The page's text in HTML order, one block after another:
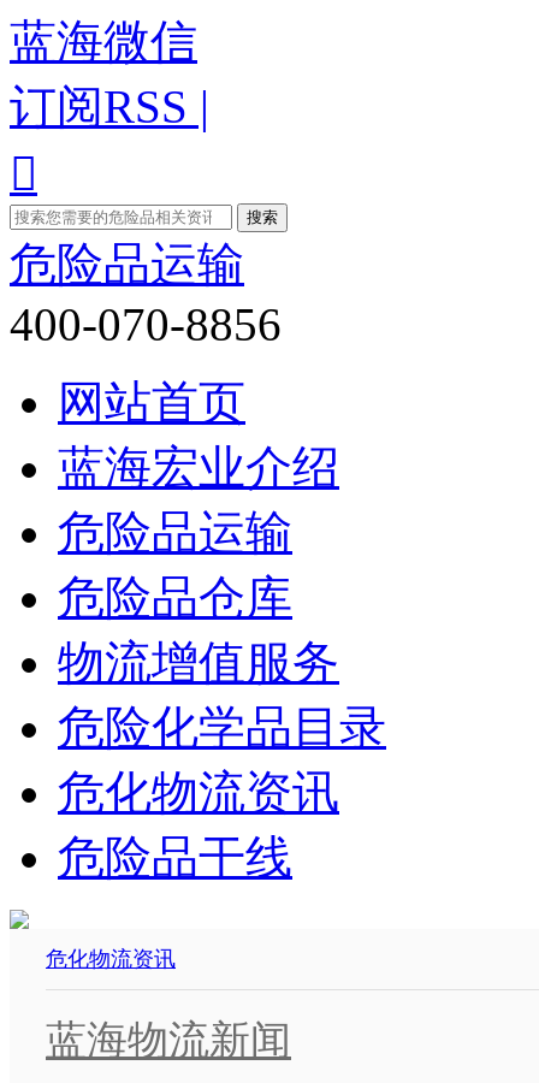
蓝海微信
订阅RSS |

危险品运输
400-070-8856
网站首页
蓝海宏业介绍
危险品运输
危险品仓库
物流增值服务
危险化学品目录
危化物流资讯
危险品干线
危化物流资讯
蓝海物流新闻